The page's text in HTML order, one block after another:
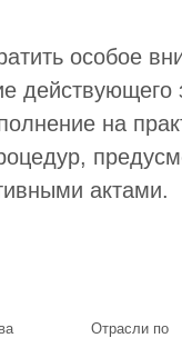
особое
действующего
на
актами.
Отрасли по